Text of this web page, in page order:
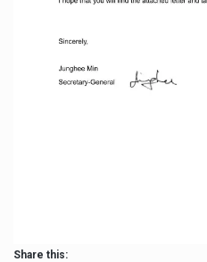
Share this: